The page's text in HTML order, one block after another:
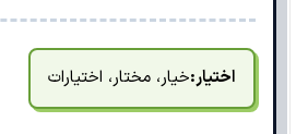
اختیار:خیار، مختار، اختیارات